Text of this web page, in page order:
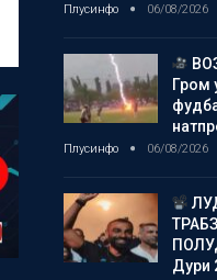
Плусинфо 06/08/2026
Гром
Плусинфо 06/08/2026
Дури